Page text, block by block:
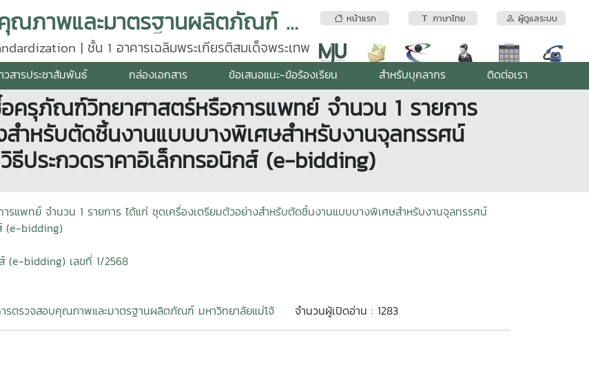
หน้าแรก ภาษาไทย ผู้ดูแลระบบ
สถาบันบริการตรวจสอบคุณภาพและมาตรฐานผลิตภัณฑ์ มหาวิทยาลัยแม่โจ้
| ชั้น 1 อาคารเฉลิมพระเกียรติสมเด็จพระเทพ
วสารประชาสัมพันธ์ กล่องเอกสาร ข้อเสนอแนะ-ข้อร้องเรียน สำหรับบุคลากร ติดต่อเรา
อครุภัณฑ์วิทยาศาสตร์หรือการแพทย์ จำนวน 1 รายการ
สำหรับตัดชิ้นงานแบบบางพิเศษสำหรับงานจุลทรรศน์
ประกวดราคาอิเล็กทรอนิกส์ (e-bidding)
รแพทย์ จำนวน 1 รายการ ได้แก่ ชุดเครื่องเตรียมตัวอย่างสำหรับตัดชิ้นงานแบบบางพิเศษสำหรับงานจุลทรรศน์
(e-bidding)
(e-bidding) เลขที่ 1/2568
รตรวจสอบคุณภาพและมาตรฐานผลิตภัณฑ์ มหาวิทยาลัยแม่โจ้ จำนวนผู้เปิดอ่าน : 1283